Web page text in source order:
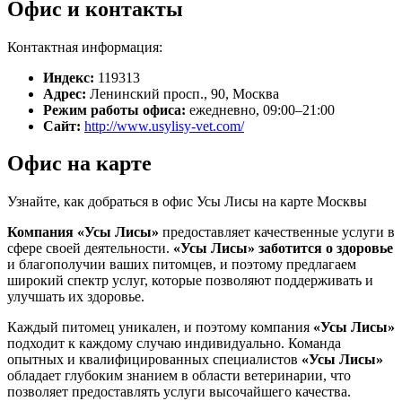
Офис и контакты
Контактная информация:
Индекс: 119313
Адрес: Ленинский просп., 90, Москва
Режим работы офиса: ежедневно, 09:00–21:00
Сайт: http://www.usylisy-vet.com/
Офис на карте
Узнайте, как добраться в офис Усы Лисы на карте Москвы
Компания «Усы Лисы» предоставляет качественные услуги в
сфере своей деятельности. «Усы Лисы» заботится о здоровье
и благополучии ваших питомцев, и поэтому предлагаем
широкий спектр услуг, которые позволяют поддерживать и
улучшать их здоровье.
Каждый питомец уникален, и поэтому компания «Усы Лисы»
подходит к каждому случаю индивидуально. Команда
опытных и квалифицированных специалистов «Усы Лисы»
обладает глубоким знанием в области ветеринарии, что
позволяет предоставлять услуги высочайшего качества.